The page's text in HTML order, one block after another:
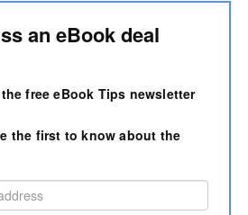
an eBook deal
free eBook Tips newsletter
the first to know about the